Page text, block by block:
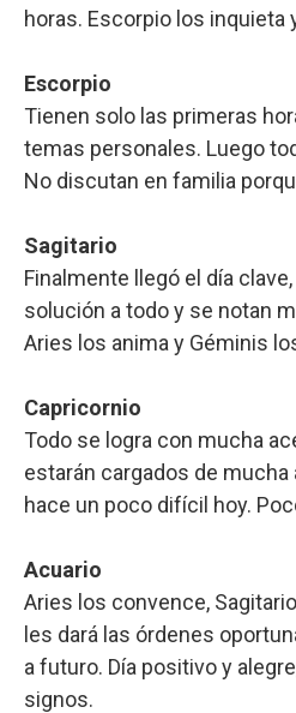
horas. Escorpio los inquieta
Escorpio
Tienen solo las primeras
temas personales. Luego
No discutan en familia
Sagitario
Finalmente llegó el día
solución a todo y se notan
Aries los anima y Géminis
Capricornio
Todo se logra con mucha
estarán cargados de mucha
hace un poco difícil hoy.
Acuario
Aries los convence,
les dará las órdenes
a futuro. Día positivo y
signos.